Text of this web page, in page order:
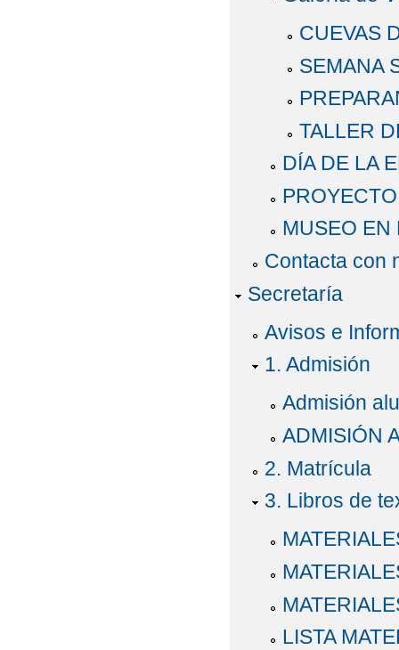
CUEVAS
SEMANA
TALLER
DÍA DE LA
MUSEO EN
Contacta con
Secretaría
Avisos e
1. Admisión
Admisión
ADMISIÓN
2. Matrícula
3. Libros de
LISTA